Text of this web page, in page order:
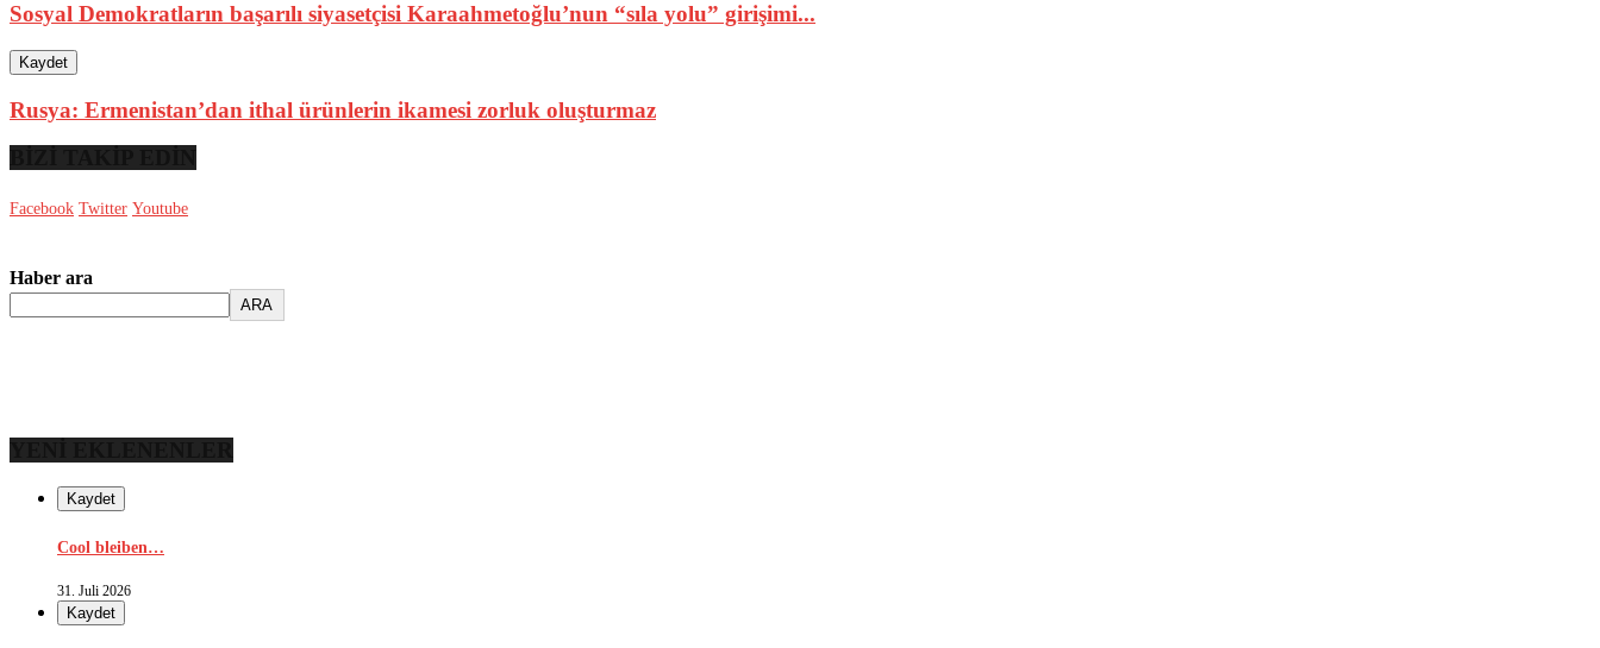
Sosyal Demokratların başarılı siyasetçisi Karaahmetoğlu’nun “sıla yolu” girişimi...
Kaydet
Rusya: Ermenistan’dan ithal ürünlerin ikamesi zorluk oluşturmaz
Facebook Twitter Youtube
Haber ara
ARA
Kaydet
Cool bleiben…
31. Juli 2026
Kaydet